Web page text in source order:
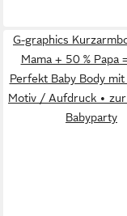
G-graphics
Mama + 50 % Papa
Perfekt Baby Body
Motiv / Aufdruck •
Babyparty